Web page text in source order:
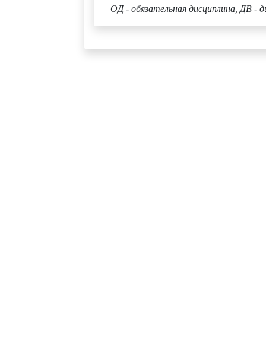
ОД - обязательная дисциплина, ДВ -